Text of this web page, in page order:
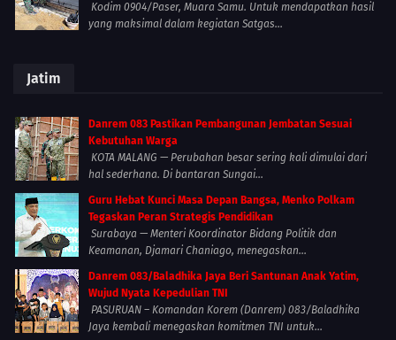
Kodim 0904/Paser, Muara Samu. Untuk mendapatkan hasil
yang maksimal dalam kegiatan Satgas...
Jatim
Danrem 083 Pastikan Pembangunan Jembatan Sesuai
Kebutuhan Warga
KOTA MALANG — Perubahan besar sering kali dimulai dari
hal sederhana. Di bantaran Sungai...
Guru Hebat Kunci Masa Depan Bangsa, Menko Polkam
Tegaskan Peran Strategis Pendidikan
Surabaya — Menteri Koordinator Bidang Politik dan
Keamanan, Djamari Chaniago, menegaskan...
Danrem 083/Baladhika Jaya Beri Santunan Anak Yatim,
Wujud Nyata Kepedulian TNI
PASURUAN – Komandan Korem (Danrem) 083/Baladhika
Jaya kembali menegaskan komitmen TNI untuk...